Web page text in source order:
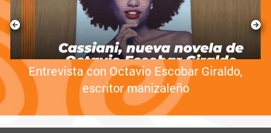
Entrevista con Octavio Escobar Giraldo,
escritor manizaleño